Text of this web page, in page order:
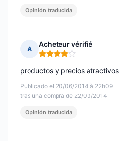
Opinión traducida
A
Acheteur vérifié
Nota: 4 de 5
Publicado el 20/06/2014 à 22h09
tras una compra de 22/03/2014
productos y precios atractivos
Opinión traducida